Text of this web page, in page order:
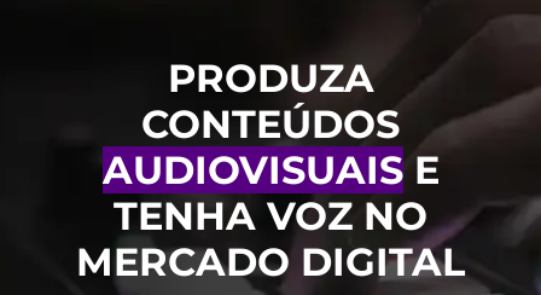
PRODUZA
CONTEÚDOS
AUDIOVISUAISE
TENHA VOZ NO
MERCADO DIGITAL